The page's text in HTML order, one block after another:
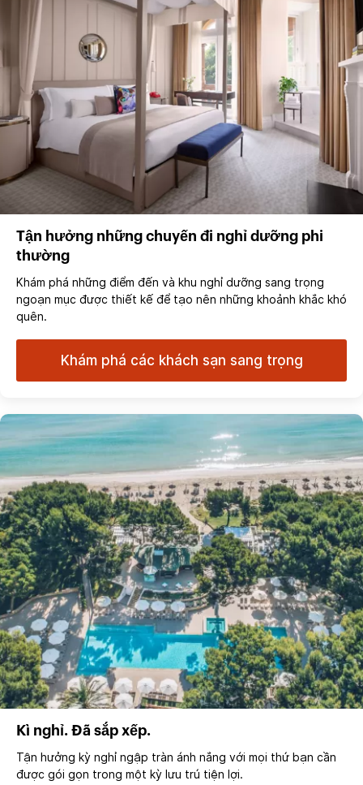
Tận hưởng những chuyến đi nghỉ dưỡng phi
thường
Khám phá những điểm đến và khu nghỉ dưỡng sang trọng
ngoạn mục được thiết kế để tạo nên những khoảnh khắc khó
quên.
Khám phá các khách sạn sang trọng
Kì nghỉ. Đã sắp xếp.
Tận hưởng kỳ nghỉ ngập tràn ánh nắng với mọi thứ bạn cần
được gói gọn trong một kỳ lưu trú tiện lợi.